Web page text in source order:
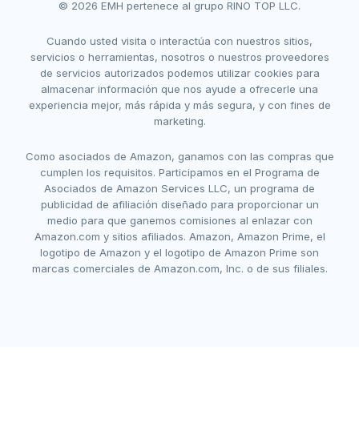
© 2026 EMH pertenece al grupo RINO TOP LLC.
Cuando usted visita o interactúa con nuestros sitios,
servicios o herramientas, nosotros o nuestros proveedores
de servicios autorizados podemos utilizar cookies para
almacenar información que nos ayude a ofrecerle una
experiencia mejor, más rápida y más segura, y con fines de
marketing.
Como asociados de Amazon, ganamos con las compras que
cumplen los requisitos. Participamos en el Programa de
Asociados de Amazon Services LLC, un programa de
publicidad de afiliación diseñado para proporcionar un
medio para que ganemos comisiones al enlazar con
Amazon.com y sitios afiliados. Amazon, Amazon Prime, el
logotipo de Amazon y el logotipo de Amazon Prime son
marcas comerciales de Amazon.com, Inc. o de sus filiales.